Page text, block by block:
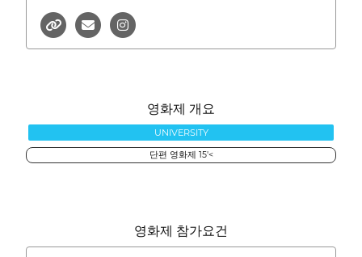
영화제 개요
UNIVERSITY
단편 영화제 15'<
영화제 참가요건